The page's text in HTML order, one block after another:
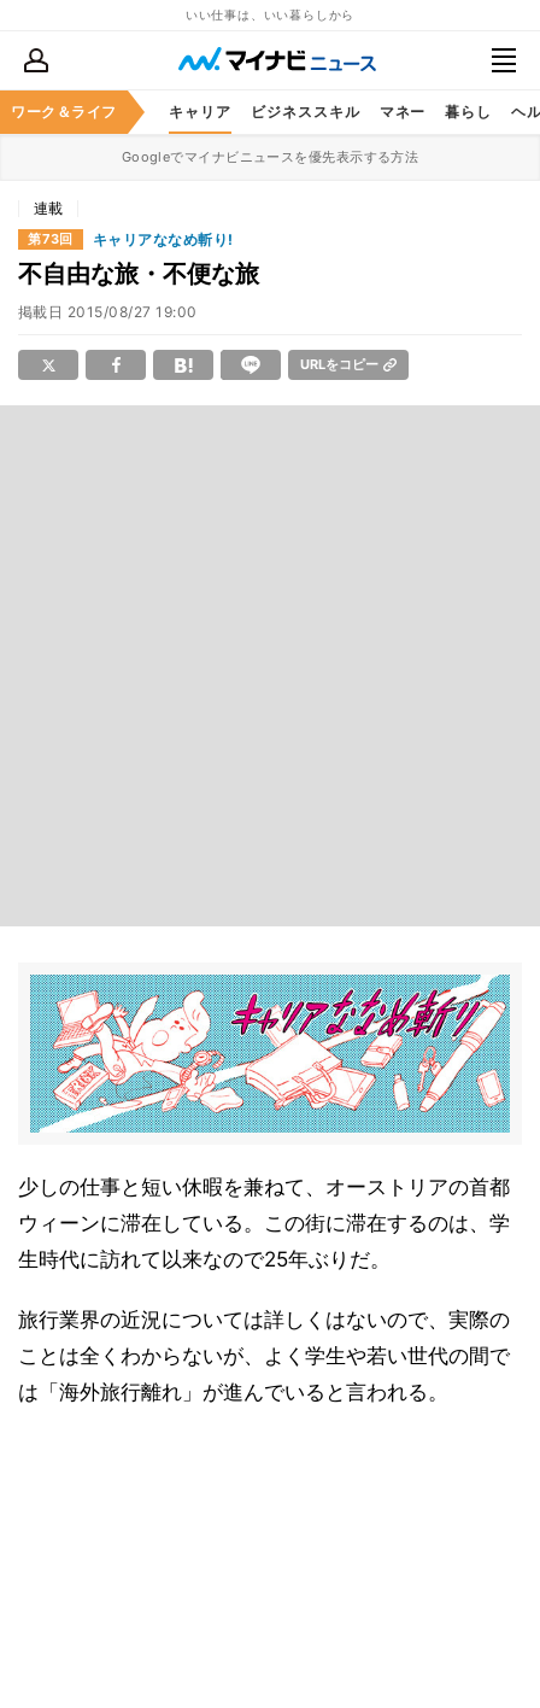
いい仕事は、いい暮らしから
ワーク＆ライフ キャリア ビジネススキル マネー 暮らし ヘ
Googleでマイナビニュースを優先表示する方法
連載
第73回 キャリアななめ斬り!
不自由な旅・不便な旅
掲載日 2015/08/27 19:00
URLをコピー
少しの仕事と短い休暇を兼ねて、オーストリアの首都
ウィーンに滞在している。この街に滞在するのは、学
生時代に訪れて以来なので25年ぶりだ。
旅行業界の近況については詳しくはないので、実際の
ことは全くわからないが、よく学生や若い世代の間で
は「海外旅行離れ」が進んでいると言われる。